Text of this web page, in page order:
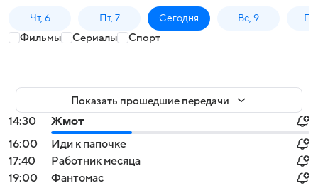
Чт, 6 Пт, 7 Сегодня Вс, 9
Фильмы Сериалы Спорт
Показать прошедшие передачи
14:30
Жмот
16:00
Иди к папочке
17:40
Работник месяца
19:00
Фантомас